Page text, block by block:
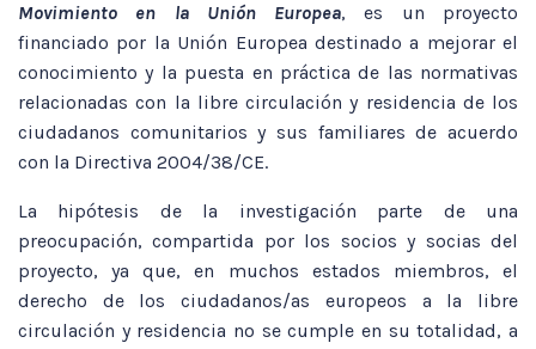
Movimiento en la Unión Europea, es un proyecto
financiado por la Unión Europea destinado a mejorar el
conocimiento y la puesta en práctica de las normativas
relacionadas con la libre circulación y residencia de los
ciudadanos comunitarios y sus familiares de acuerdo
con la Directiva 2004/38/CE.
La hipótesis de la investigación parte de una
preocupación, compartida por los socios y socias del
proyecto, ya que, en muchos estados miembros, el
derecho de los ciudadanos/as europeos a la libre
circulación y residencia no se cumple en su totalidad, a